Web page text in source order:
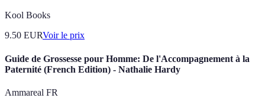
Kool Books
9.50 EURVoir le prix
Guide de Grossesse pour Homme: De l'Accompagnement à la
Paternité (French Edition) - Nathalie Hardy
Ammareal FR